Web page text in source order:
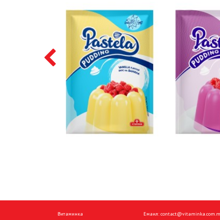
Витаминка Емаил: